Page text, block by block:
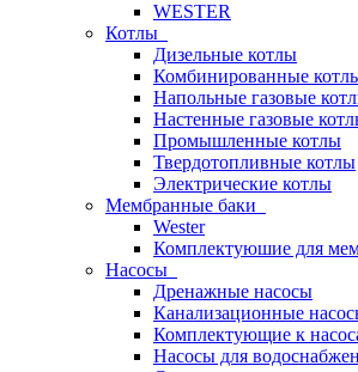
WESTER
Котлы
Дизельные котлы
Комбинированные
Напольные газовые
Настенные газовые
Промышленные котлы
Твердотопливные котлы
Электрические котлы
Мембранные баки
Wester
Комплектуюшие для
Насосы
Дренажные насосы
Канализационные
Комплектующие к
Насосы для